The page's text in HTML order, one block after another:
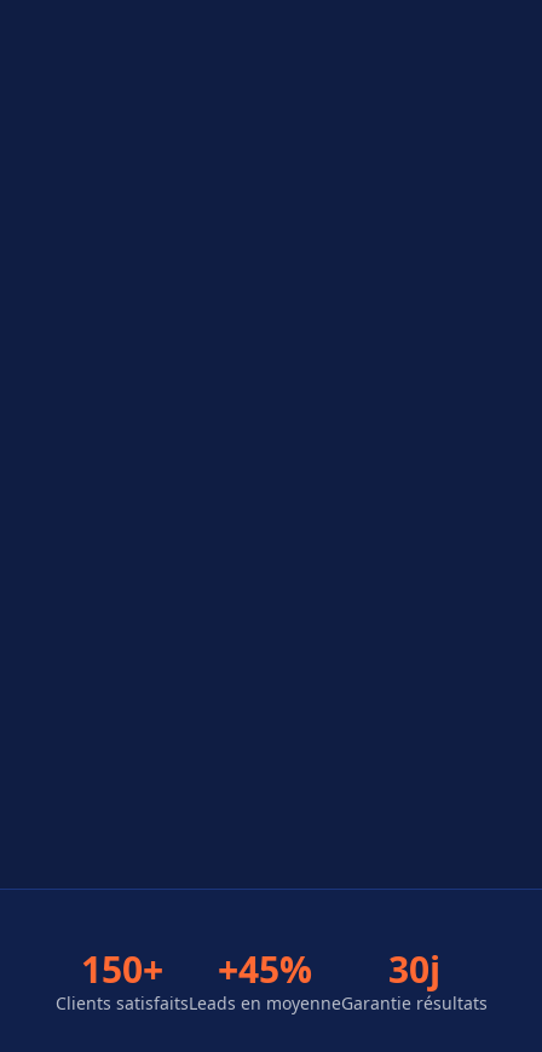
150+
Clients satisfaits
+45%
Leads en moyenne
30j
Garantie résultats